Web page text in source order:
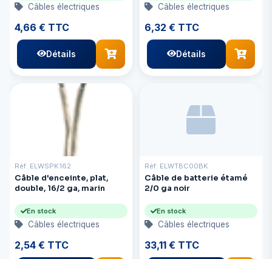
Câbles électriques
4,66 € TTC
Détails
Câbles électriques
6,32 € TTC
Détails
Réf: ELWSPK162
Câble d'enceinte, plat,
double, 16/2 ga, marin
En stock
Câbles électriques
2,54 € TTC
Réf: ELWTBC00BK
Câble de batterie étamé
2/0 ga noir
En stock
Câbles électriques
33,11 € TTC